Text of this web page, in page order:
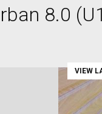
8.0
VIEW